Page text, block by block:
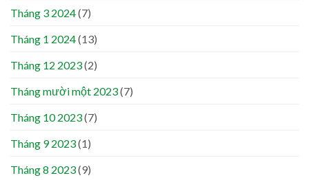
Tháng 3 2024(7)
Tháng 1 2024(13)
Tháng 12 2023(2)
Tháng mười một 2023(7)
Tháng 10 2023(7)
Tháng 9 2023(1)
Tháng 8 2023(9)